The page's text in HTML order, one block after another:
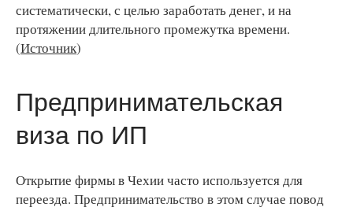
систематически, с целью заработать денег, и на
протяжении длительного промежутка времени.
(Источник)
Предпринимательская
виза по ИП
Открытие фирмы в Чехии часто используется для
переезда. Предпринимательство в этом случае повод